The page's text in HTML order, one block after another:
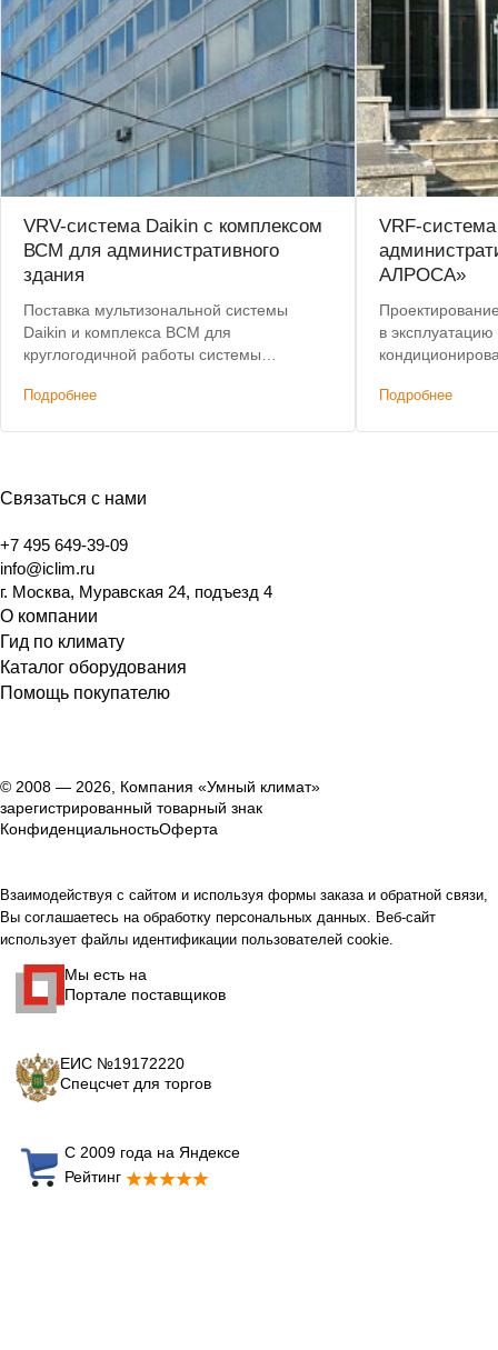
VRV-система Daikin с комплексом
ВСМ для административного
здания
Поставка мультизональной системы
Daikin и комплекса ВСМ для
круглогодичной работы системы
Подробнее
VRF-
АЛРОСА»
в
Подробнее
Связаться с нами
+7 495 649-39-09
info@iclim.ru
г. Москва, Муравская 24, подъезд 4
О компании
Гид по климату
Каталог оборудования
Помощь покупателю
© 2008 — 2026, Компания «Умный климат»
зарегистрированный товарный знак
КонфиденциальностьОферта
Взаимодействуя с сайтом и используя формы заказа и обратной связи,
Вы соглашаетесь на обработку персональных данных. Веб-сайт
использует файлы идентификации пользователей cookie.
Мы есть на
Портале поставщиков
ЕИС №19172220
Спецсчет для торгов
С 2009 года на Яндексе
Рейтинг